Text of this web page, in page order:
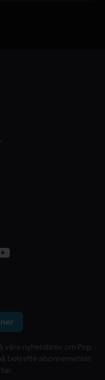
våre nyhetsbrev om Pop
bekrefte abonnementet